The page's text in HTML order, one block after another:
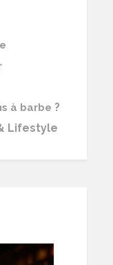
à barbe ?
Lifestyle